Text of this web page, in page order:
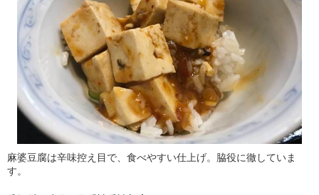
麻婆豆腐は辛味控え目で、食べやすい仕上げ。脇役に徹していま
す。